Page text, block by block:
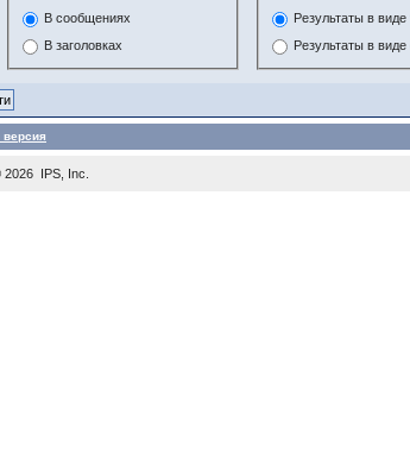
В сообщениях
В заголовках
Результаты в виде
Результаты в
версия
IPS, Inc